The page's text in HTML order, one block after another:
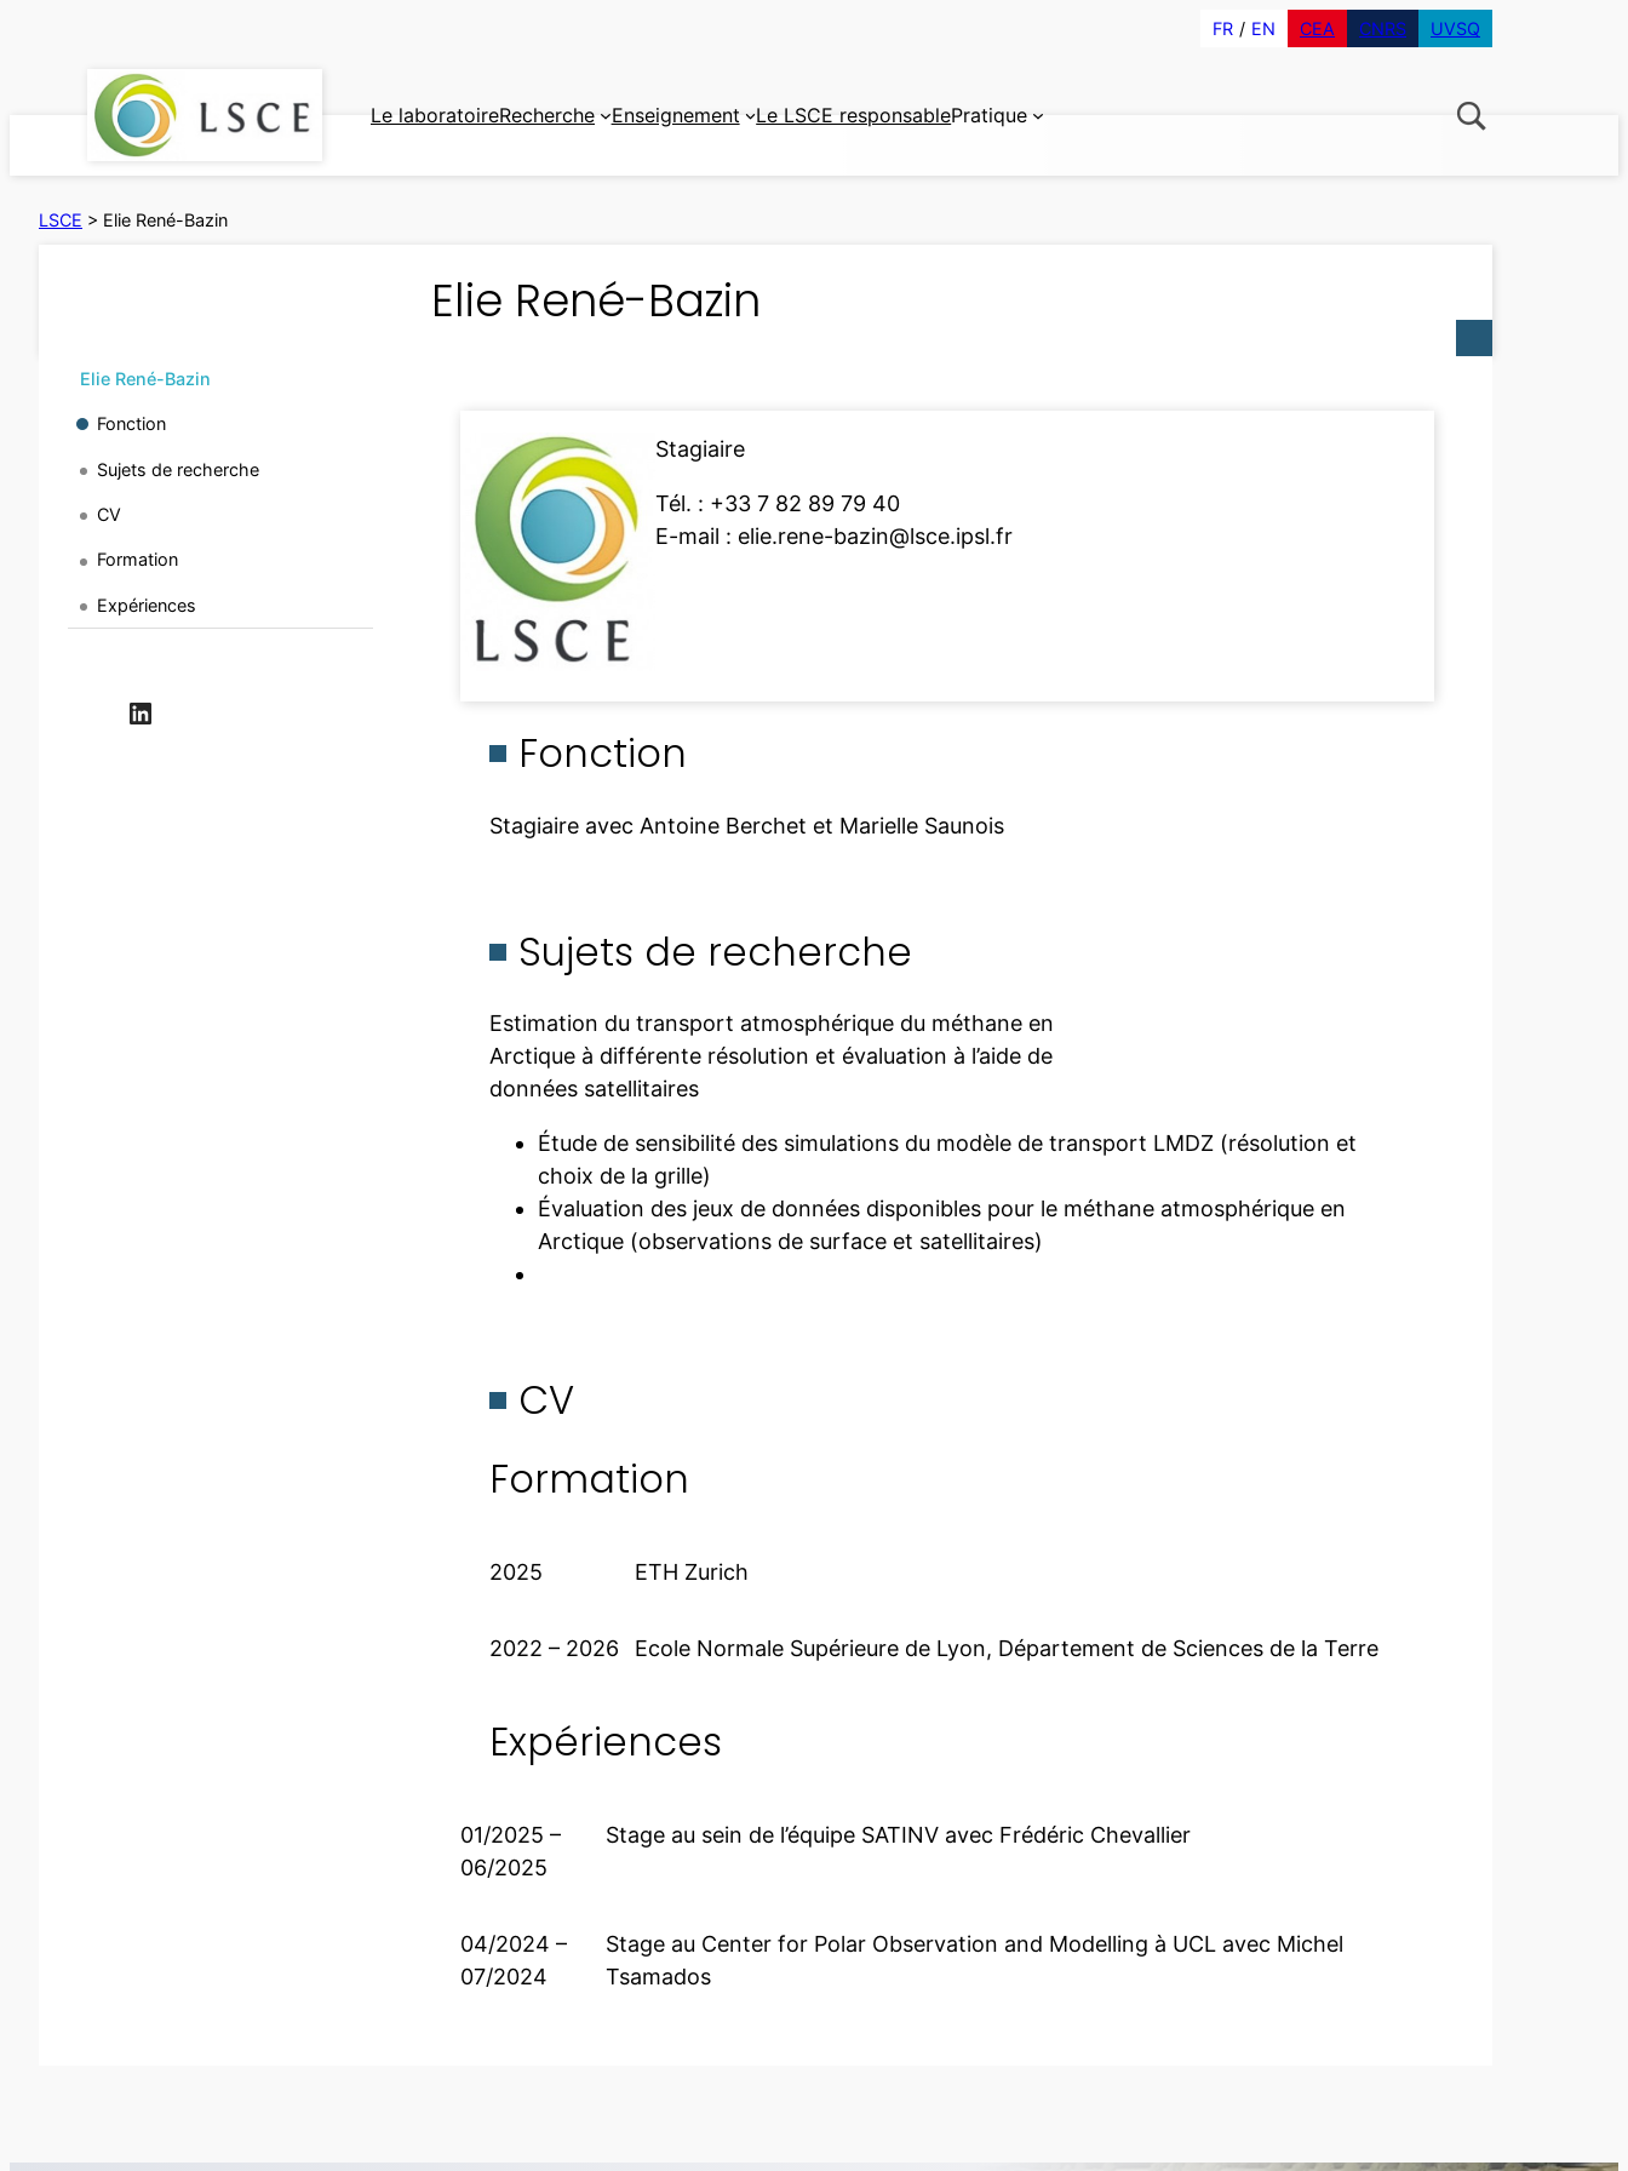
FR EN CEA CNRS UVSQ
Le laboratoireRecherche Enseignement Le LSCE responsablePratique
LSCE > Elie René-Bazin
Elie René-Bazin
Elie René-Bazin
Fonction
Sujets de recherche
CV
Formation
Expériences
LinkedIn
Stagiaire
Tél. : +33 7 82 89 79 40
E-mail : elie.rene-bazin@lsce.ipsl.fr
Fonction
Stagiaire avec Antoine Berchet et Marielle Saunois
Sujets de recherche
Estimation du transport atmosphérique du méthane en
Arctique à différente résolution et évaluation à l’aide de
données satellitaires
Étude de sensibilité des simulations du modèle de transport LMDZ (résolution et
choix de la grille)
Évaluation des jeux de données disponibles pour le méthane atmosphérique en
Arctique (observations de surface et satellitaires)
CV
Formation
2025 ETH Zurich
2022 – 2026 Ecole Normale Supérieure de Lyon, Département de Sciences de la Terre
Expériences
01/2025 –
06/2025
Stage au sein de l’équipe SATINV avec Frédéric Chevallier
04/2024 –
07/2024
Stage au Center for Polar Observation and Modelling à UCL avec Michel
Tsamados